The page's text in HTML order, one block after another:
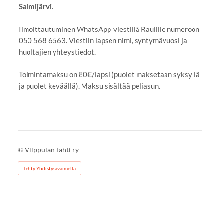
Salmijärvi.
Ilmoittautuminen WhatsApp-viestillä Raulille numeroon
050 568 6563. Viestiin lapsen nimi, syntymävuosi ja
huoltajien yhteystiedot.
Toimintamaksu on 80€/lapsi (puolet maksetaan syksyllä
ja puolet keväällä). Maksu sisältää peliasun.
©Vilppulan Tähti ry
Tehty Yhdistysavaimella